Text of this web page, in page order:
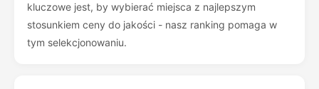
kluczowe jest, by wybierać miejsca z najlepszym
stosunkiem ceny do jakości - nasz ranking pomaga w
tym selekcjonowaniu.